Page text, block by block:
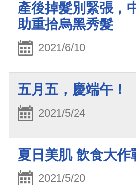
產後掉髮別緊張，
助重拾烏黑秀髮
2021/6/10
五月五，慶端午！
2021/5/24
夏日美肌 飲食大作
2021/5/20